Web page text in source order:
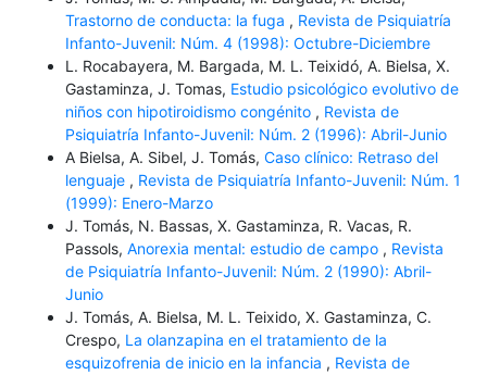
Trastorno de conducta: la fuga , Revista de Psiquiatría
Infanto-Juvenil: Núm. 4 (1998): Octubre-Diciembre
L. Rocabayera, M. Bargada, M. L. Teixidó, A. Bielsa, X.
Gastaminza, J. Tomas, Estudio psicológico evolutivo de
niños con hipotiroidismo congénito , Revista de
Psiquiatría Infanto-Juvenil: Núm. 2 (1996): Abril-Junio
A Bielsa, A. Sibel, J. Tomás, Caso clínico: Retraso del
lenguaje , Revista de Psiquiatría Infanto-Juvenil: Núm. 1
(1999): Enero-Marzo
J. Tomás, N. Bassas, X. Gastaminza, R. Vacas, R.
Passols, Anorexia mental: estudio de campo , Revista
de Psiquiatría Infanto-Juvenil: Núm. 2 (1990): Abril-
Junio
J. Tomás, A. Bielsa, M. L. Teixido, X. Gastaminza, C.
Crespo, La olanzapina en el tratamiento de la
esquizofrenia de inicio en la infancia , Revista de